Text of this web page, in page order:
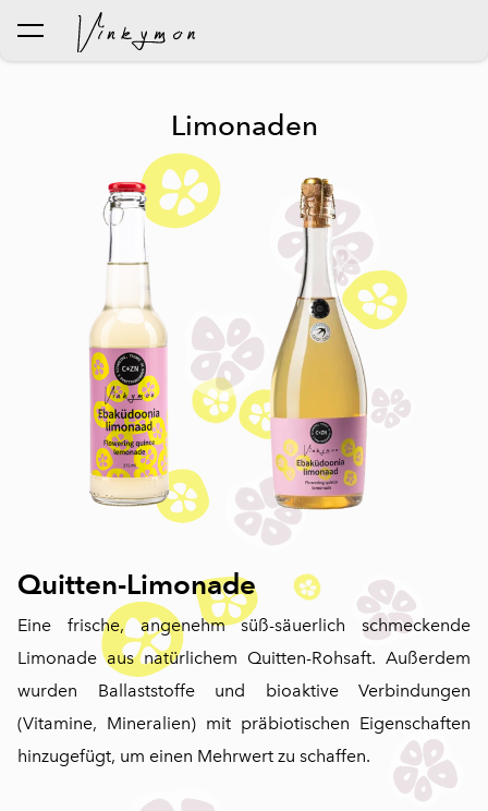
wurde dem Warenkorb
hinzugefügt..
Limonaden
Quitten-Limonade
Eine frische, angenehm süß-säuerlich schmeckende
Limonade aus natürlichem Quitten-Rohsaft. Außerdem
wurden Ballaststoffe und bioaktive Verbindungen
(Vitamine, Mineralien) mit präbiotischen Eigenschaften
hinzugefügt, um einen Mehrwert zu schaffen.